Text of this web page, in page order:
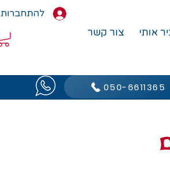
להתחברות
אותי צור קשר
050-6611365